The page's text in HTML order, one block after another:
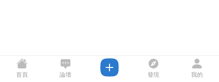
首頁 論壇 發現 我的